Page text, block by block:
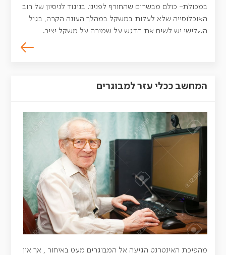
במכולת- כולם מבשרים שהחורף לפנינו. בניגוד לניסיון של רוב
האוכלוסייה שלא לעלות במשקל במהלך העונה הקרה, בגיל
השלישי יש לשים את הדגש על שמירה על משקל יציב.
המחשב ככלי עזר למבוגרים
מהפיכת האינטרנט הגיעה אל המבוגרים מעט באיחור , אך אין